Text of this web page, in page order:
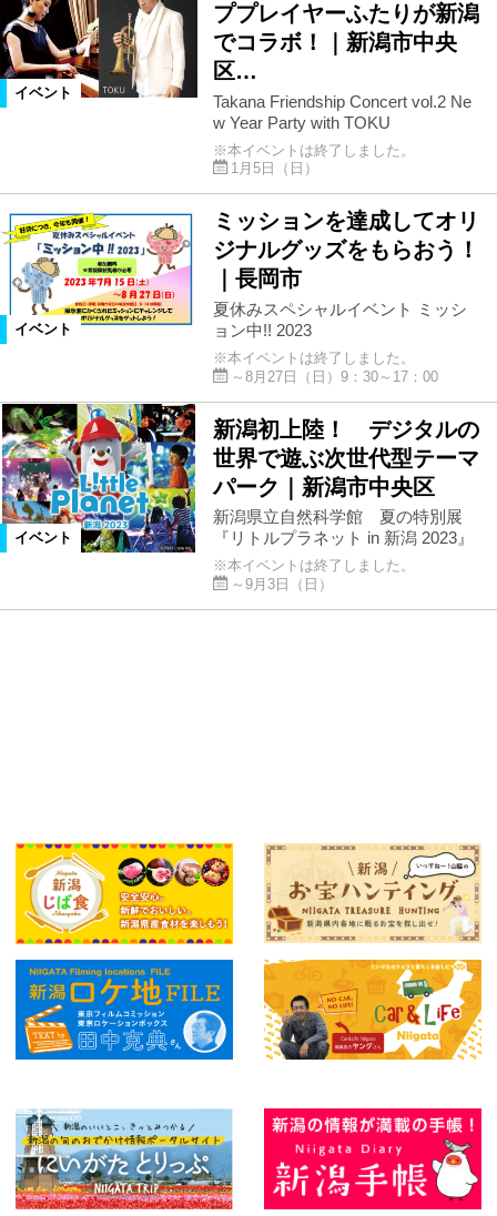
イベント
ププレイヤーふたりが新潟
でコラボ！｜新潟市中央
区…
Takana Friendship Concert vol.2 Ne
w Year Party with TOKU
※本イベントは終了しました。
1月5日（日）
イベント
ミッションを達成してオリ
ジナルグッズをもらおう！
｜長岡市
夏休みスペシャルイベント ミッシ
ョン中!! 2023
※本イベントは終了しました。
～8月27日（日）9：30～17：00
イベント
新潟初上陸！ デジタルの
世界で遊ぶ次世代型テーマ
パーク｜新潟市中央区
新潟県立自然科学館 夏の特別展
『リトルプラネット in 新潟 2023』
※本イベントは終了しました。
～9月3日（日）